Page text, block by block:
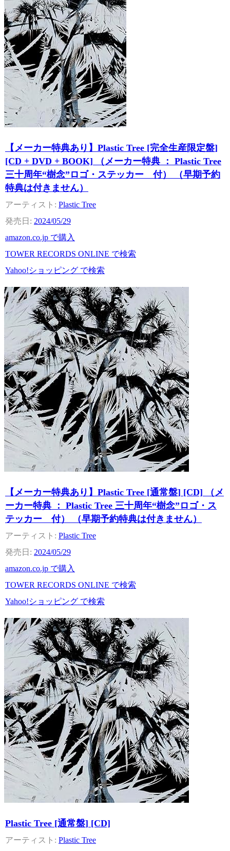
【メーカー特典あり】Plastic Tree [完全生産限定盤]
[CD + DVD + BOOK] （メーカー特典 ： Plastic Tree
三十周年“樹念”ロゴ・ステッカー 付） （早期予約
特典は付きません）
Plastic Tree
2024/05/29
amazon.co.jp で購入
TOWER RECORDS ONLINE で検索
Yahoo!ショッピング で検索
【メーカー特典あり】Plastic Tree [通常盤] [CD] （メ
ーカー特典 ： Plastic Tree 三十周年“樹念”ロゴ・ス
テッカー 付） （早期予約特典は付きません）
Plastic Tree
2024/05/29
amazon.co.jp で購入
TOWER RECORDS ONLINE で検索
Yahoo!ショッピング で検索
Plastic Tree [通常盤] [CD]
Plastic Tree